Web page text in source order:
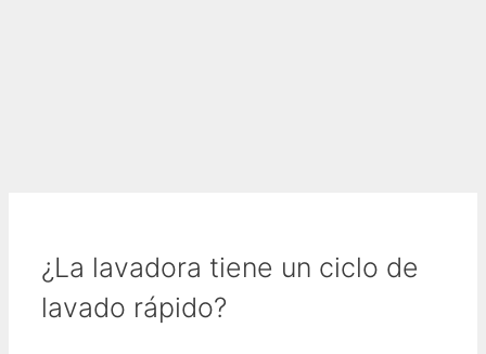
¿La lavadora tiene un ciclo de
lavado rápido?